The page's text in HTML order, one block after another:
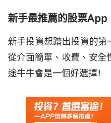
新手最推薦的股票App
新手投資想踏出投資的
從介面簡單、收費、安全
途牛牛會是一個好選擇！